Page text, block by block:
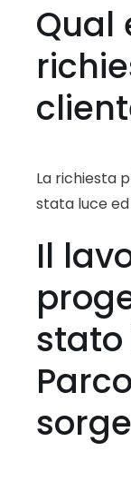
Qual
La richiesta
stata luce
Il